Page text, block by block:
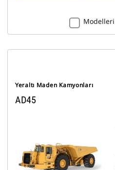
Modelleri
Yeraltı Maden Kamyonları
AD45